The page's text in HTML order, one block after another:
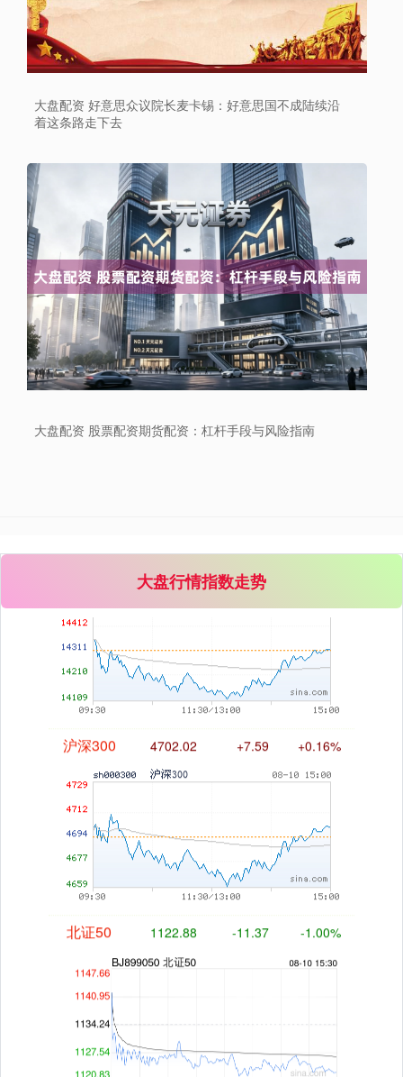
大盘配资 好意思众议院长麦卡锡：好意思国不成陆续沿
着这条路走下去
大盘配资 股票配资期货配资：杠杆手段与风险指南
大盘行情指数走势
上证综指 3966.59 +26.56 +0.67%
沪深300 4702.02 +7.59 +0.16%
北证50 1122.88 -11.37 -1.00%